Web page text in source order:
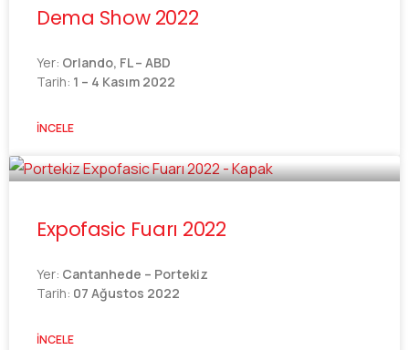
Dema Show 2022
Yer: Orlando, FL – ABD
Tarih: 1 – 4 Kasım 2022
İNCELE
Expofasic Fuarı 2022
Yer: Cantanhede – Portekiz
Tarih: 07 Ağustos 2022
İNCELE